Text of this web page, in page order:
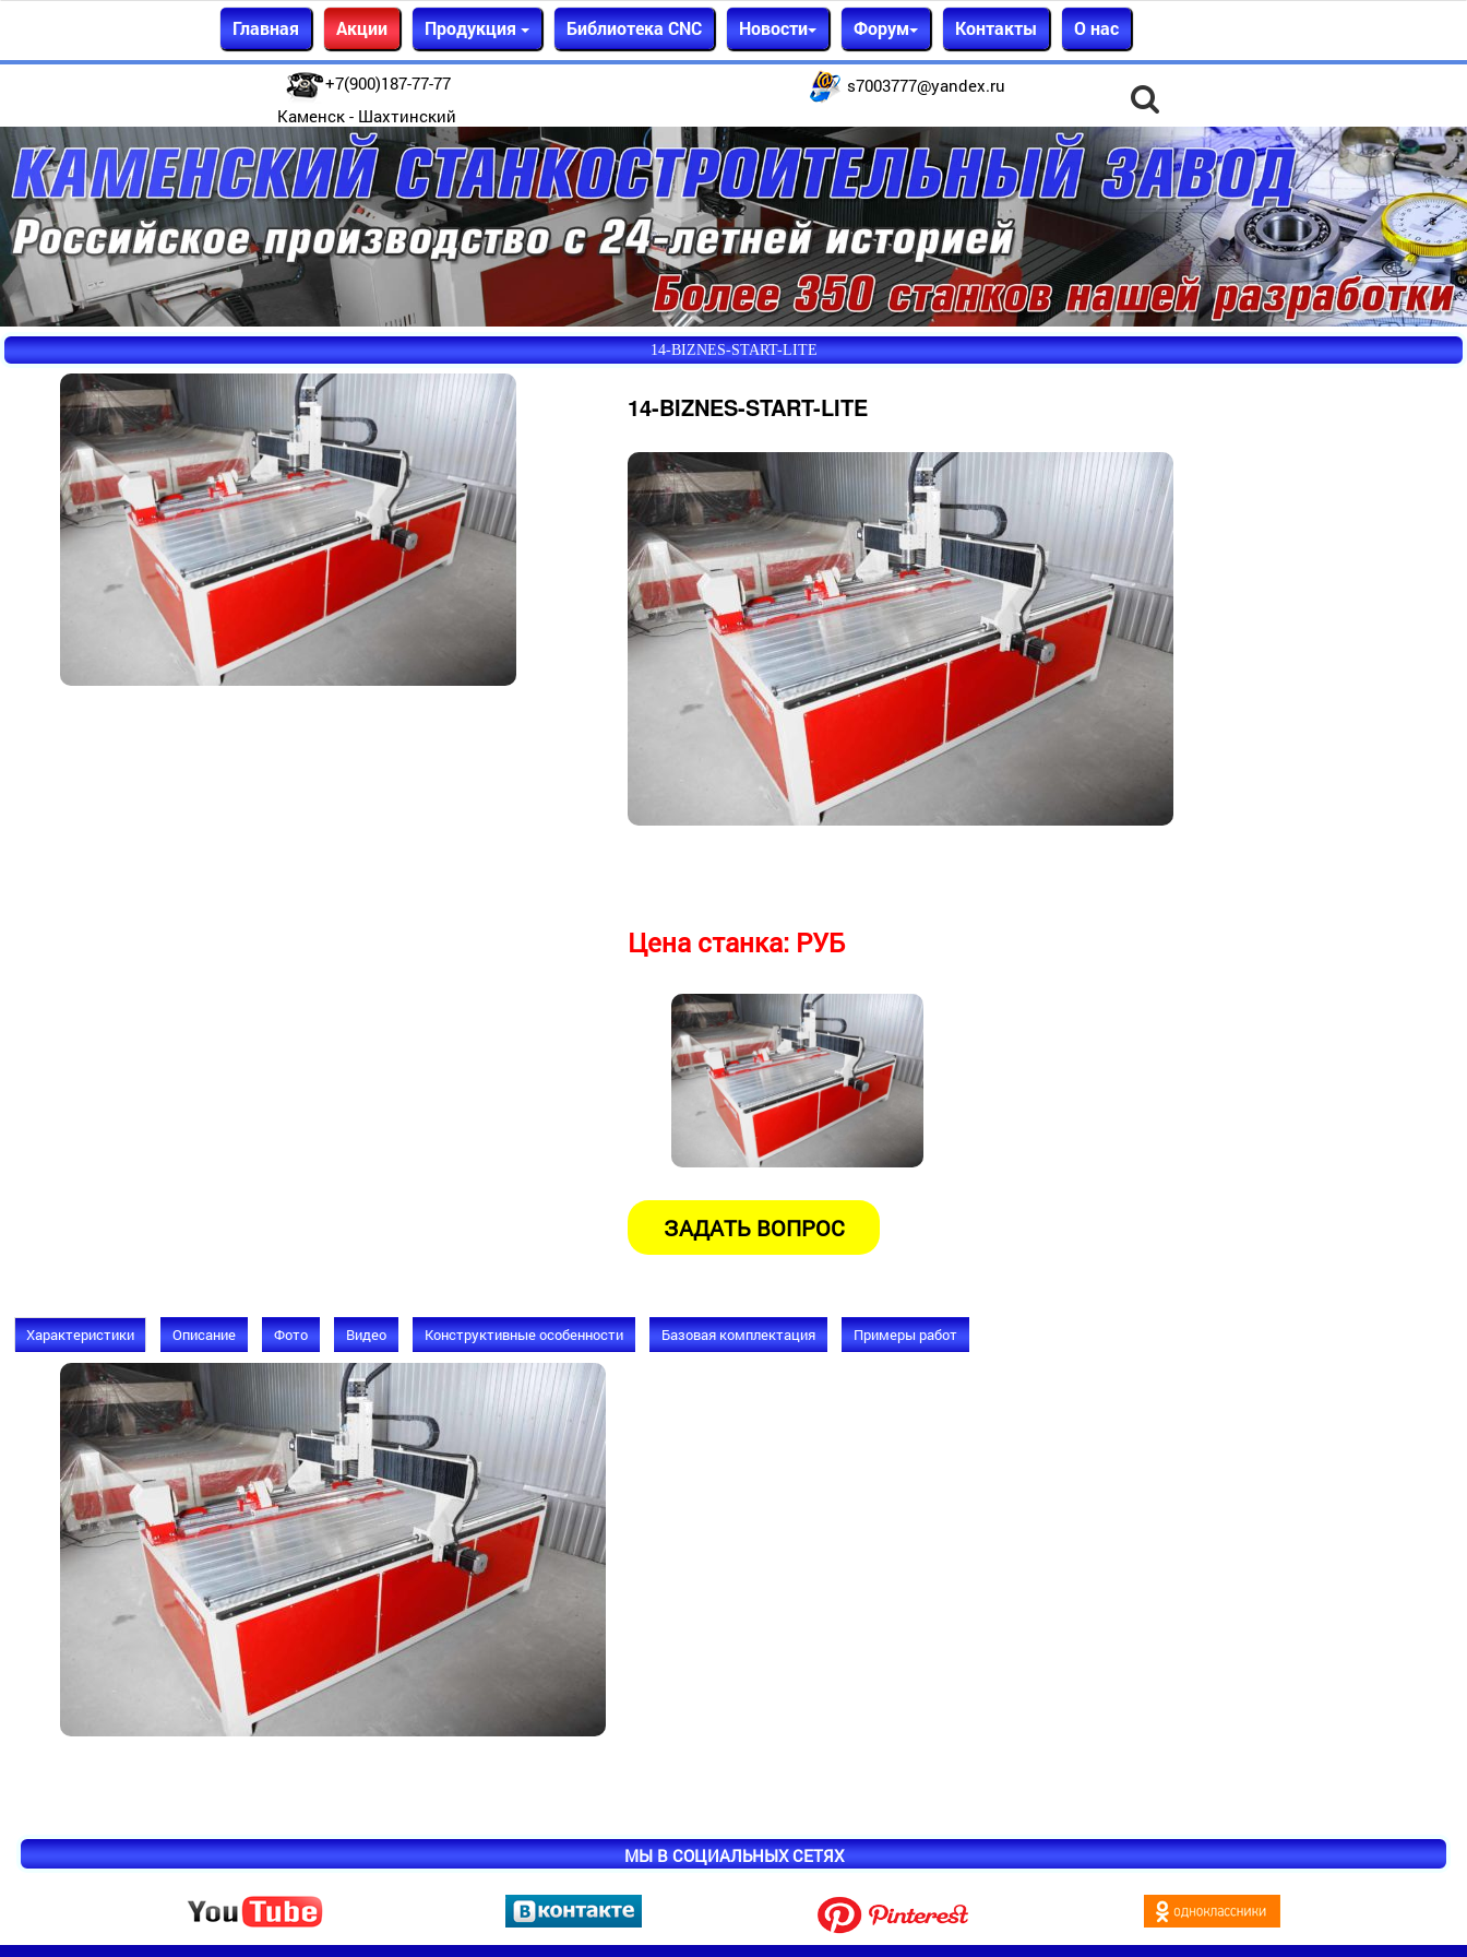
Главная Акции Продукция Библиотека CNC Новости Форум Контакты О нас
+7(900)187-77-77
Каменск - Шахтинский
s7003777@yandex.ru
14-BIZNES-START-LITE
14-BIZNES-START-LITE
Цена станка: РУБ
Характеристики Описание Фото Видео Конструктивные особенности Базовая комплектация Примеры работ
МЫ В СОЦИАЛЬНЫХ СЕТЯХ